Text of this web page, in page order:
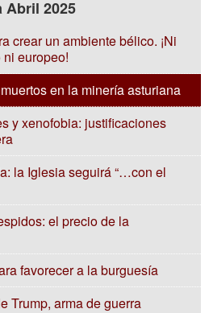
Abril 2025
crear un ambiente bélico. ¡Ni
europeo!
en la minería asturiana
y xenofobia: justificaciones
la Iglesia seguirá “…con el
el precio de la
favorecer a la burguesía
Trump, arma de guerra